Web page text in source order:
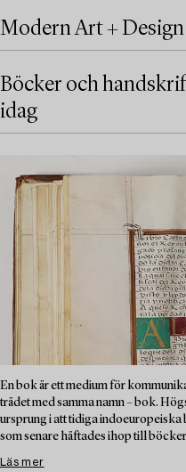
Modern Art +
Böcker och
idag
En bok är ett medium för
trädet med samma namn – bok.
ursprung i att tidiga
som senare häftades ihop till
Läs mer